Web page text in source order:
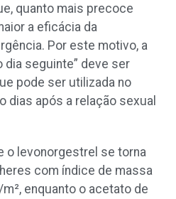
quanto mais precoce
a eficácia da
Por este motivo, a
dia seguinte” deve ser
pode ser utilizada no
dias após a relação sexual
o levonorgestrel se torna
com índice de massa
enquanto o acetato de